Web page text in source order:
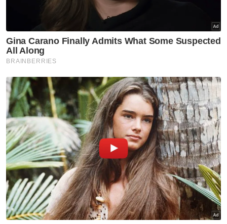
Pelanggan membeli sate dijual di gerai sate B40.
"Cukup seronok dapat melihat pasangan
suami isteri ini beli sate pada harga murah